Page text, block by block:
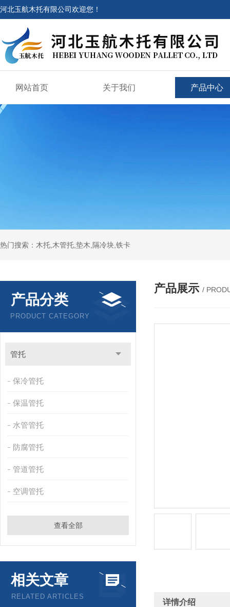
河北玉航木托有限公司欢迎您！
网站首页 关于我们 产品中心
热门搜索：木托,木管托,垫木,隔冷块,铁卡
产品分类
PRODUCT CATEGORY
管托
保冷管托
保温管托
水管管托
防腐管托
管道管托
空调管托
查看全部
相关文章
RELATED ARTICLES
产品展示 /
详情介绍